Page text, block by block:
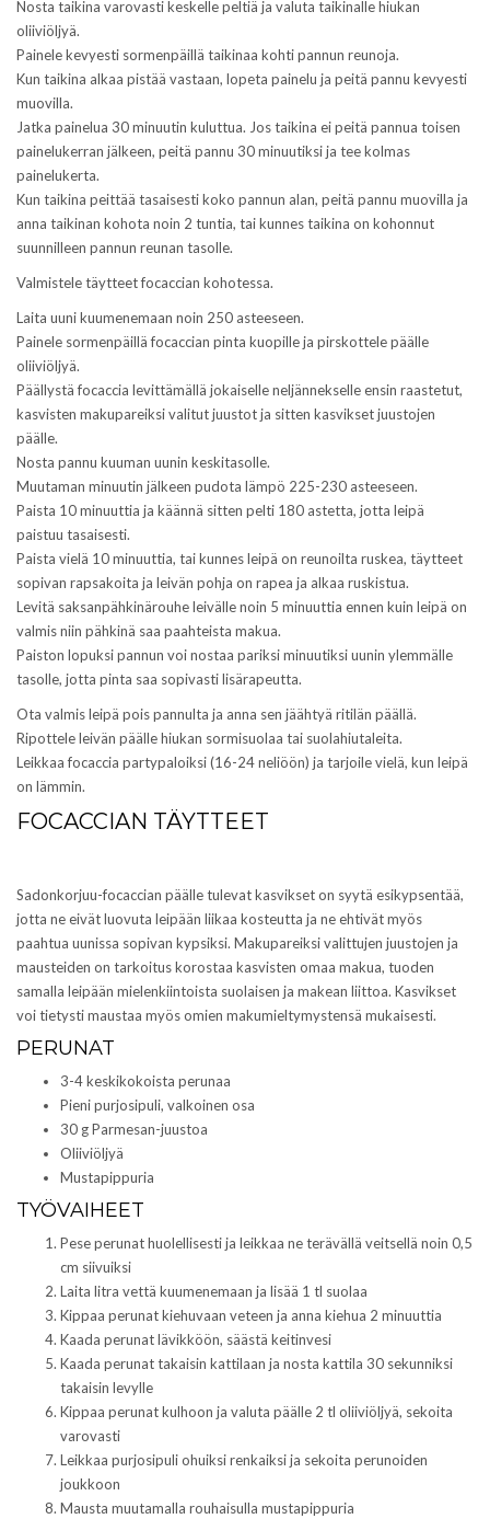
Nosta taikina varovasti keskelle peltiä ja valuta taikinalle hiukan
oliiviöljyä.
Painele kevyesti sormenpäillä taikinaa kohti pannun reunoja.
Kun taikina alkaa pistää vastaan, lopeta painelu ja peitä pannu kevyesti
muovilla.
Jatka painelua 30 minuutin kuluttua. Jos taikina ei peitä pannua toisen
painelukerran jälkeen, peitä pannu 30 minuutiksi ja tee kolmas
painelukerta.
Kun taikina peittää tasaisesti koko pannun alan, peitä pannu muovilla ja
anna taikinan kohota noin 2 tuntia, tai kunnes taikina on kohonnut
suunnilleen pannun reunan tasolle.
Valmistele täytteet focaccian kohotessa.
Laita uuni kuumenemaan noin 250 asteeseen.
Painele sormenpäillä focaccian pinta kuopille ja pirskottele päälle
oliiviöljyä.
Päällystä focaccia levittämällä jokaiselle neljännekselle ensin raastetut,
kasvisten makupareiksi valitut juustot ja sitten kasvikset juustojen
päälle.
Nosta pannu kuuman uunin keskitasolle.
Muutaman minuutin jälkeen pudota lämpö 225-230 asteeseen.
Paista 10 minuuttia ja käännä sitten pelti 180 astetta, jotta leipä
paistuu tasaisesti.
Paista vielä 10 minuuttia, tai kunnes leipä on reunoilta ruskea, täytteet
sopivan rapsakoita ja leivän pohja on rapea ja alkaa ruskistua.
Levitä saksanpähkinärouhe leivälle noin 5 minuuttia ennen kuin leipä on
valmis niin pähkinä saa paahteista makua.
Paiston lopuksi pannun voi nostaa pariksi minuutiksi uunin ylemmälle
tasolle, jotta pinta saa sopivasti lisärapeutta.
Ota valmis leipä pois pannulta ja anna sen jäähtyä ritilän päällä.
Ripottele leivän päälle hiukan sormisuolaa tai suolahiutaleita.
Leikkaa focaccia partypaloiksi (16-24 neliöön) ja tarjoile vielä, kun leipä
on lämmin.
FOCACCIAN TÄYTTEET
Sadonkorjuu-focaccian päälle tulevat kasvikset on syytä esikypsentää,
jotta ne eivät luovuta leipään liikaa kosteutta ja ne ehtivät myös
paahtua uunissa sopivan kypsiksi. Makupareiksi valittujen juustojen ja
mausteiden on tarkoitus korostaa kasvisten omaa makua, tuoden
samalla leipään mielenkiintoista suolaisen ja makean liittoa. Kasvikset
voi tietysti maustaa myös omien makumieltymystensä mukaisesti.
PERUNAT
3-4 keskikokoista perunaa
Pieni purjosipuli, valkoinen osa
30 g Parmesan-juustoa
Oliiviöljyä
Mustapippuria
TYÖVAIHEET
Pese perunat huolellisesti ja leikkaa ne terävällä veitsellä noin 0,5
cm siivuiksi
Laita litra vettä kuumenemaan ja lisää 1 tl suolaa
Kippaa perunat kiehuvaan veteen ja anna kiehua 2 minuuttia
Kaada perunat lävikköön, säästä keitinvesi
Kaada perunat takaisin kattilaan ja nosta kattila 30 sekunniksi
takaisin levylle
Kippaa perunat kulhoon ja valuta päälle 2 tl oliiviöljyä, sekoita
varovasti
Leikkaa purjosipuli ohuiksi renkaiksi ja sekoita perunoiden
joukkoon
Mausta muutamalla rouhaisulla mustapippuria